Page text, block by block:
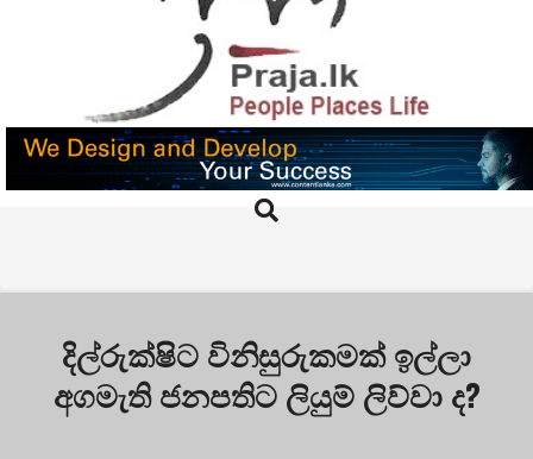
PRAJA.LK
Search
දිල්රුක්ෂිට විනිසුරුකමක් ඉල්ලා
අගමැති ජනපතිට ලියුම් ලිව්වා ද?